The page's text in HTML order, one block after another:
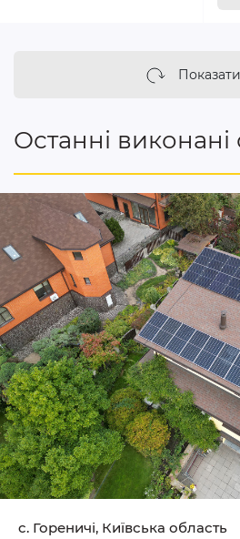
Останні виконані
c. Гореничі, Київська область